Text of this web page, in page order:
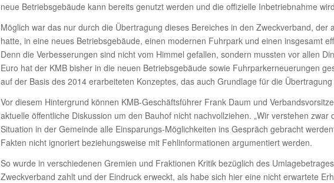
neue Betriebsgebäude kann bereits genutzt werden und die offizielle Inbetriebnahme
Möglich war das nur durch die Übertragung dieses Bereiches in den Zweckverband, der
hatte, in eine neues Betriebsgebäude, einen modernen Fuhrpark und einen insgesamt
Denn die Verbesserungen sind nicht vom Himmel gefallen, sondern mussten vor allen
Euro hat der KMB bisher in die neuen Betriebsgebäude sowie Fuhrparkerneuerungen
auf der Basis des 2014 erarbeiteten Konzeptes, das auch Grundlage für die Übertragung
Vor diesem Hintergrund können KMB-Geschäftsführer Frank Daum und
aktuelle öffentliche Diskussion um den Bauhof nicht nachvollziehen. „Wir verstehen
Situation in der Gemeinde alle Einsparungs-Möglichkeiten ins Gespräch gebracht
Fakten nicht ignoriert beziehungsweise mit Fehlinformationen argumentiert werden.
So wurde in verschiedenen Gremien und Fraktionen Kritik bezüglich des
Zweckverband zahlt und der Eindruck erweckt, als habe sich hier eine nicht erwartete